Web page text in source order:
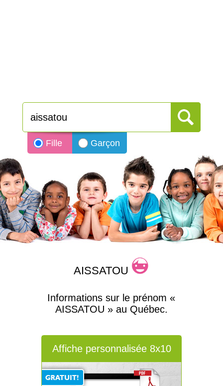
Fille Garçon
AISSATOU
Informations sur le prénom «
AISSATOU » au Québec.
Affiche personnalisée 8x10